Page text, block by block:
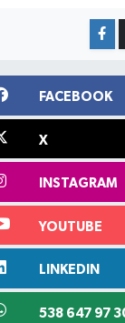
FACEBOOK
X
INSTAGRAM
YOUTUBE
LINKEDIN
538 647 97